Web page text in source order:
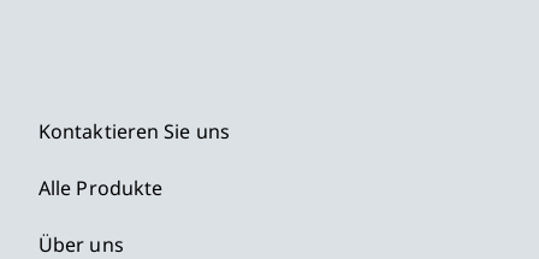
Kontaktieren Sie uns
Alle Produkte
Über uns